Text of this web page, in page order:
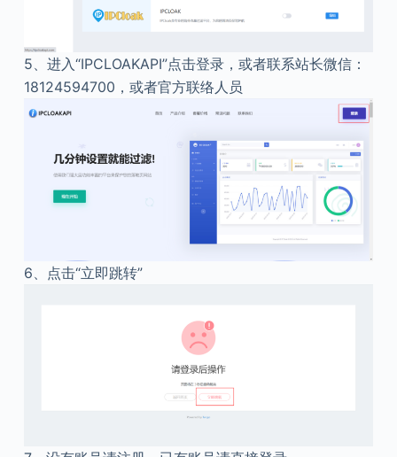
5、 进入“IPCLOAKAPI”点击登录，或者联系站长微信：
18124594700，或者官方联络人员
6、 点击“立即跳转”